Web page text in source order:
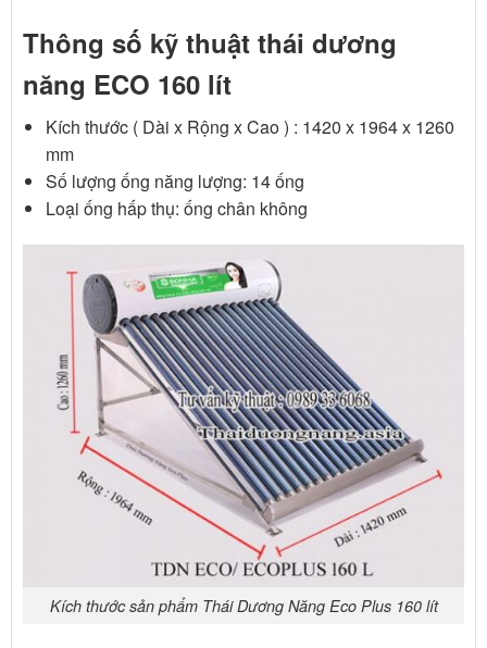
Thông số kỹ thuật thái dương
năng ECO 160 lít
Kích thước ( Dài x Rộng x Cao ) : 1420 x 1964 x 1260
mm
Số lượng ống năng lượng: 14 ống
Loại ống hấp thụ: ống chân không
Kích thước sản phẩm Thái Dương Năng Eco Plus 160 lít